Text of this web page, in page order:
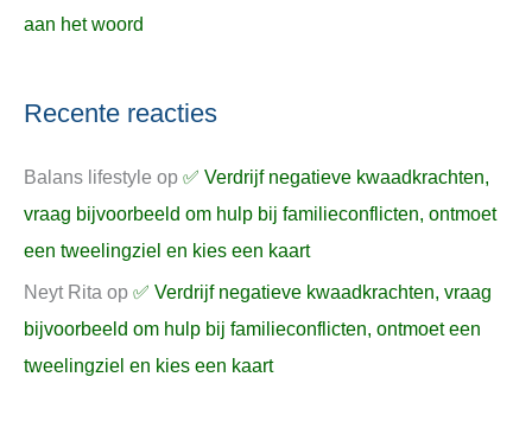
aan het woord
Recente reacties
Balans lifestyle op ✅ Verdrijf negatieve kwaadkrachten,
vraag bijvoorbeeld om hulp bij familieconflicten, ontmoet
een tweelingziel en kies een kaart
Neyt Rita op ✅ Verdrijf negatieve kwaadkrachten, vraag
bijvoorbeeld om hulp bij familieconflicten, ontmoet een
tweelingziel en kies een kaart